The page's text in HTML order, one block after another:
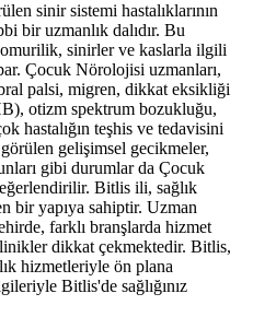
sinir sistemi hastalıklarının
bir uzmanlık dalıdır. Bu
sinirler ve kaslarla ilgili
Çocuk Nörolojisi uzmanları,
palsi, migren, dikkat eksikliği
otizm spektrum bozukluğu,
hastalığın teşhis ve tedavisini
gelişimsel gecikmeler,
gibi durumlar da Çocuk
Bitlis ili, sağlık
bir yapıya sahiptir. Uzman
farklı branşlarda hizmet
dikkat çekmektedir. Bitlis,
hizmetleriyle ön plana
Bitlis'de sağlığınız